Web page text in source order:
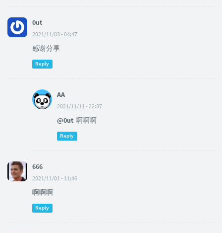
0ut
2021/11/03 - 04:47
感谢分享
Reply
AA
2021/11/11 - 22:37
@0ut 啊啊啊
Reply
666
2021/11/01 - 11:46
啊啊啊
Reply